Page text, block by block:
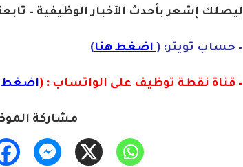
ليصلك إشعربأحدث الأخبار الوظيفية –
– حساب تويتر: (اضغط هنا)
– قناة نقطة توظيف على الواتساب : (اضغط
مشاركة